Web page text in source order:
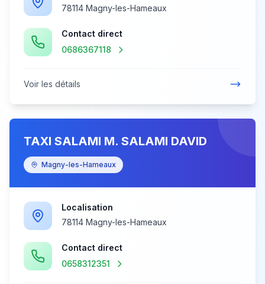
78114 Magny-les-Hameaux
Contact direct
0686367118
Voir les détails
TAXI SALAMI M. SALAMI DAVID
Magny-les-Hameaux
Localisation
78114 Magny-les-Hameaux
Contact direct
0658312351